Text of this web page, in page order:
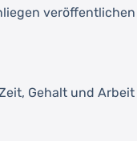
Gehalt und Arbeit